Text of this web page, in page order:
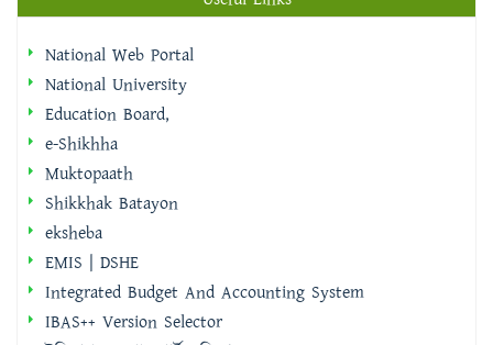
e-Shikhha
Muktopaath
Shikkhak Batayon
eksheba
EMIS | DSHE
Integrated Budget And Accounting System
IBAS++ Version Selector
ইমিগ্রেশন ও পাসপোর্ট অধিদপ্তর
বাংলাদেশ ফরম